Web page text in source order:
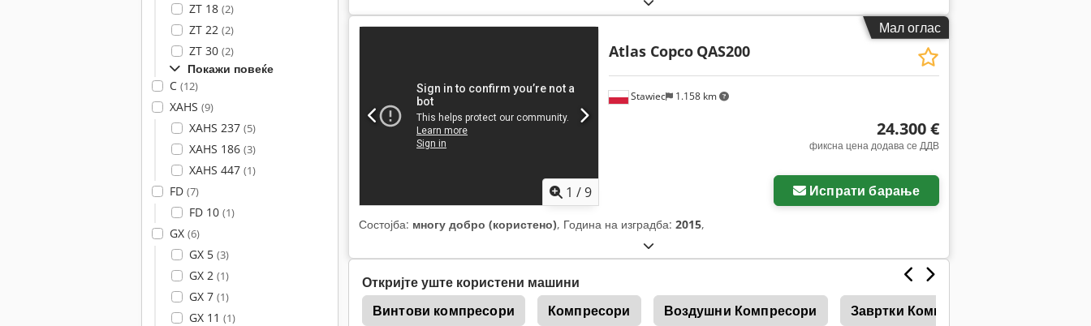
ZT 18 (2)
ZT 22 (2)
ZT 30 (2)
Покажи повеќе
C (12)
XAHS (9)
XAHS 237 (5)
XAHS 186 (3)
XAHS 447 (1)
FD (7)
FD 10 (1)
GX (6)
GX 5 (3)
GX 2 (1)
GX 7 (1)
GX 11 (1)
Мал оглас
1 /9
Stawiec 1.158 km
Atlas Copco QAS200
24.300 €
фиксна цена додава се ДДВ
Испрати барање
Состојба: многу добро (користено), Година на изградба: 2015,
Откријте уште користени машини
Винтови компресори
Компресори Воздушни Компресори Завртки Компресори
Zay 7045 Fg Cat